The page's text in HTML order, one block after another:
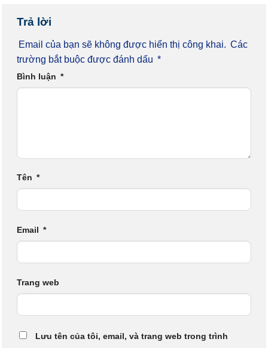
Trả lời
Email của bạn sẽ không được hiển thị công khai. Các
trường bắt buộc được đánh dấu *
Bình luận *
Tên *
Email *
Trang web
Lưu tên của tôi, email, và trang web trong trình